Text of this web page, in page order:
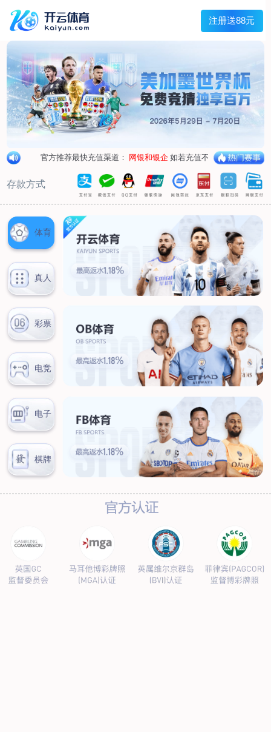
首页
关于我们
荣誉资质
合作伙伴
产品中心
烤箱纸
蜡纸
防油纸
糖果包装纸
汉堡包装纸
包肉纸
吸油纸
新闻展示
公司新闻
行业资讯
联系我们
联系方式
客户留言
扫码咨询